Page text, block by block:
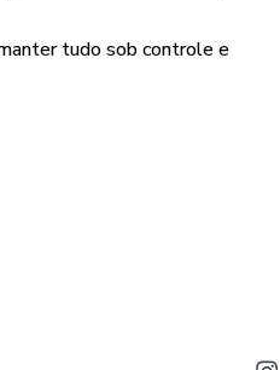
referência ao desempenho
tudo sob controle e
e alcançar uma